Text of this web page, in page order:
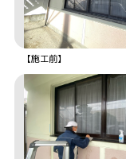
【施工前】